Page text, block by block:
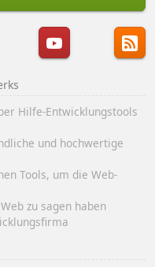
Hilfe-Entwicklungstools
und hochwertige
Tools, um die Web-
zu sagen haben